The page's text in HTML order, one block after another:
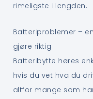
rimeligste i lengden.
Batteriproblemer –
gjøre riktig
Batteribytte høres
hvis du vet hva du
altfor mange som